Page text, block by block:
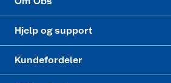
Hjelp og support
Kundefordeler